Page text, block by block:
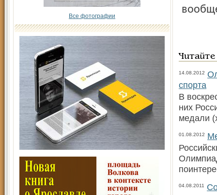
Все фотографии
14.08.2012
спорта
В
них
медали
01.08.2012
04.08.2011